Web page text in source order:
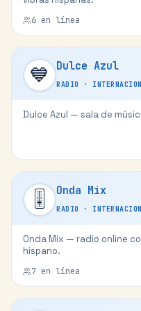
6 en línea
💙 Dulce Azul
RADIO ·
Dulce Azul — sala de
🎚️ Onda Mix
RADIO ·
Onda Mix — radio online
hispano.
7 en línea